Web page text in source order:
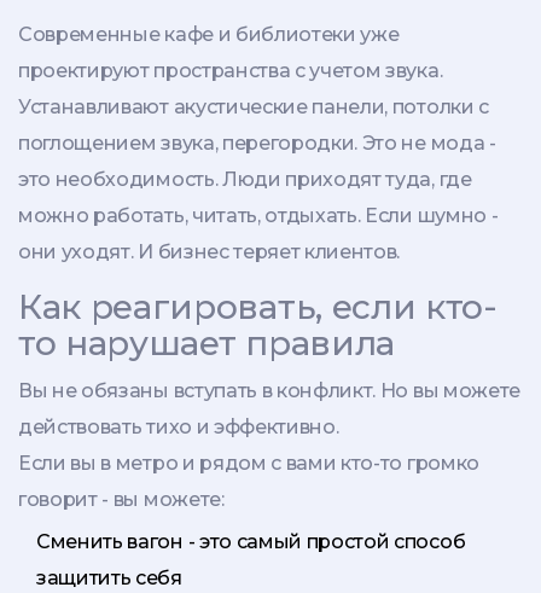
Современные кафе и библиотеки уже
проектируют пространства с учетом звука.
Устанавливают акустические панели, потолки с
поглощением звука, перегородки. Это не мода -
это необходимость. Люди приходят туда, где
можно работать, читать, отдыхать. Если шумно -
они уходят. И бизнес теряет клиентов.
Как реагировать, если кто-
то нарушает правила
Вы не обязаны вступать в конфликт. Но вы можете
действовать тихо и эффективно.
Если вы в метро и рядом с вами кто-то громко
говорит - вы можете:
Сменить вагон - это самый простой способ
защитить себя